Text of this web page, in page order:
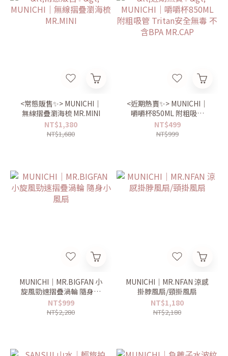
<常態販售✨> MUNICHI｜
無線摺疊瀏海梳 MR.MINI
NT$1,380
NT$1,680
<近期熱賣✨> MUNICHI｜
嚼嚼杯850ML 附粗吸管
Tritan安全無毒 不含BPA
MR.CAP
NT$499
NT$999
MUNICHI｜MR.BIGFAN 小
旋風勁速摺疊渦輪 隨身小
風扇
NT$999
NT$2,280
MUNICHI｜MR.NFAN 涼感
掛脖風扇/頸掛風扇
NT$1,180
NT$2,180